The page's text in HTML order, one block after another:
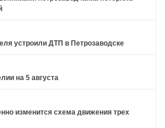
устроили ДТП в Петрозаводске
на 5 августа
изменится схема движения трех